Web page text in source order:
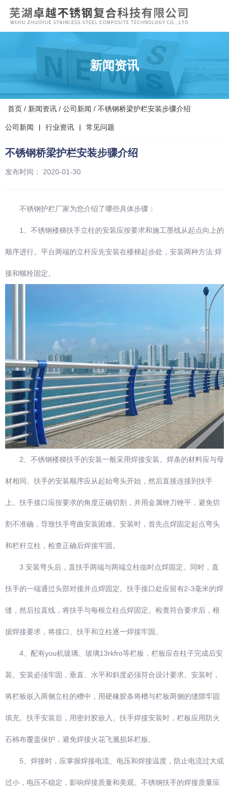
新闻资讯
首页 / 新闻资讯 / 公司新闻 / 不锈钢桥梁护栏安装步骤介绍
公司新闻 行业资讯 常见问题
不锈钢桥梁护栏安装步骤介绍
发布时间： 2020-01-30
不锈钢护栏厂家为您介绍了哪些具体步骤：
1、不锈钢楼梯扶手立柱的安装应按要求和施工墨线从起点向上的
顺序进行。平台两端的立杆应先安装在楼梯起步处，安装两种方法:焊
接和螺栓固定。
2、不锈钢楼梯扶手的安装一般采用焊接安装。焊条的材料应与母
材相同。扶手的安装顺序应从起始弯头开始，然后直接连接到扶手
上。扶手接口应按要求的角度正确切割，并用金属锉刀锉平，避免切
割不准确，导致扶手弯曲安装困难。安装时，首先点焊固定起点弯头
和栏杆立柱，检查正确后焊接牢固。
3.安装弯头后，直扶手两端与两端立柱临时点焊固定。同时，直
扶手的一端通过头部对接并点焊固定。扶手接口处应留有2-3毫米的焊
缝，然后拉直线，将扶手与每根立柱点焊固定。检查符合要求后，根
据焊接要求，将接口、扶手和立柱逐一焊接牢固。
4、配有you机玻璃、玻璃13rkfro等栏板，栏板应在柱子完成后安
装。安装必须牢固，垂直、水平和斜度必须符合设计要求。安装时，
将栏板嵌入两侧立柱的槽中，用硬橡胶条将槽与栏板两侧的缝隙牢固
填充。扶手安装后，用密封胶嵌入。扶手焊接安装时，栏板应用防火
石棉布覆盖保护，避免焊接火花飞溅损坏栏板。
5、焊接时，应掌握焊接电流、电压和焊接温度，防止电流过大或
过小，电压不稳定，影响焊接质量和美观。不锈钢扶手的焊接质量应